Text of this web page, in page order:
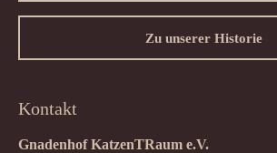
Zu unserer Historie
Kontakt
Gnadenhof KatzenTRaum e.V.